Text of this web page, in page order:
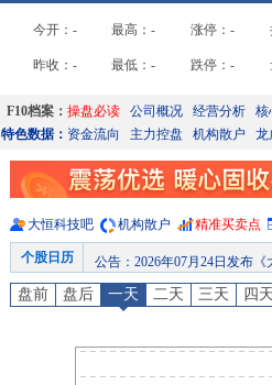
今开： - 最高： - 涨停： -
昨收： - 最低： - 跌停： -
F10档案： 操盘必读 公司概况 经营分析
核
特色数据： 资金流向 主力控盘 机构散户 龙
大恒科技吧 机构散户 精准买卖点
个股日历 公告 ： 2026年07月24日发布《大恒科
公告：2026年07月23日发布《大恒科技:大恒新纪
：
公告：2026年07月21日发布《大恒科技:
盘前 盘后 一天 二天 三天 四